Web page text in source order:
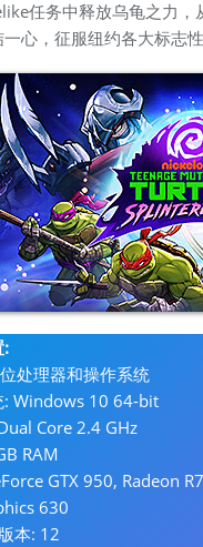
任务中释放乌龟之力
心，征服纽约各大标志性
:
处理器和操作系统
: Windows 10 64-bit
Core 2.4 GHz
RAM
GTX 950, Radeon
630
本: 12